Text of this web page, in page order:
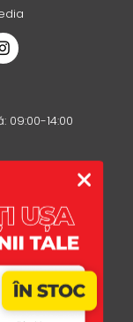
09:00-14:00